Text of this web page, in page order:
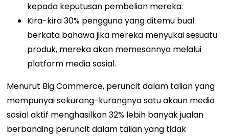
kepada keputusan pembelian mereka.
Kira-kira 30% pengguna yang ditemu bual
berkata bahawa jika mereka menyukai sesuatu
produk, mereka akan memesannya melalui
platform media sosial.
Menurut Big Commerce, peruncit dalam talian yang
mempunyai sekurang-kurangnya satu akaun media
sosial aktif menghasilkan 32% lebih banyak jualan
berbanding peruncit dalam talian yang tidak